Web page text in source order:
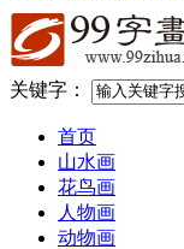
关键字：
首页
山水画
花鸟画
人物画
动物画